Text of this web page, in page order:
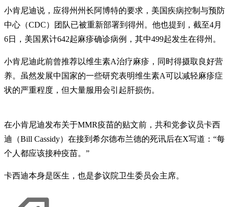
小肯尼迪说，应得州州长阿博特的要求，美国疾病控制与预防
中心（CDC）团队已被重新部署到得州。他也提到，截至4月
6日，美国累计642起麻疹确诊病例，其中499起发生在得州。
小肯尼迪此前曾推荐以维生素A治疗麻疹，同时得摄取良好营
养。虽然发展中国家的一些研究表明维生素A可以减轻麻疹症
状的严重程度，但大量服用会引起肝损伤。
在小肯尼迪发布关于MMR疫苗的贴文前，共和党参议员卡西
迪（Bill Cassidy）在接到希尔德布兰德的死讯后在X写道：“每
个人都应该接种疫苗。”
卡西迪本身是医生，也是参议院卫生委员会主席。